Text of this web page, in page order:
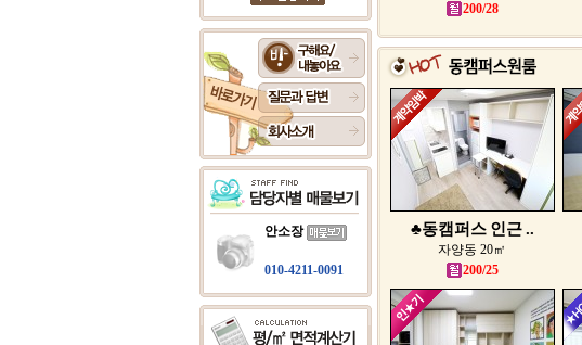
안소장
010-4211-0091
200/28
♣동캠퍼스 인근 ..
자양동 20㎡
200/25